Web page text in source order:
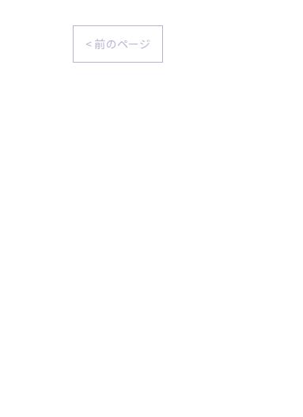
< 前のページ